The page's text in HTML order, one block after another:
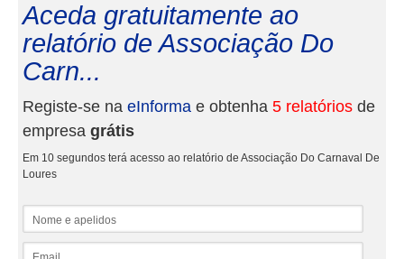
Aceda gratuitamente ao
relatório de Associação Do
Carn...
Registe-se na eInforma e obtenha 5 relatórios de
empresa grátis
Em 10 segundos terá acesso ao relatório de Associação Do Carnaval De
Loures